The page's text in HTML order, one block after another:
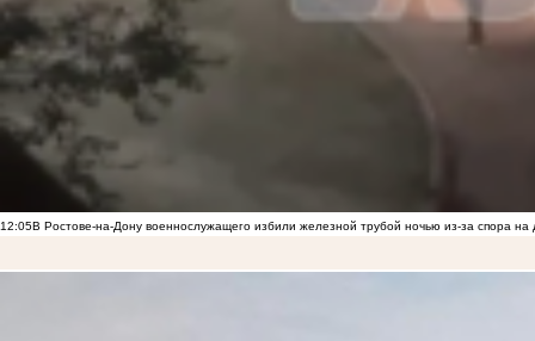
12:05В Ростове-на-Дону военнослужащего избили железной трубой ночью из-за спора на